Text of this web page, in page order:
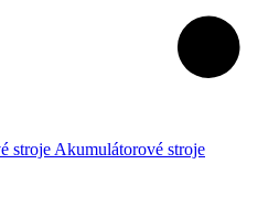
Akumulátorové stroje